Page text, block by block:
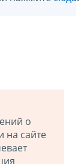
о
на сайте